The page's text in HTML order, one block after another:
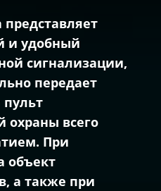
и удобный
сигнализации,
передает
пульт
охраны всего
При
объект
а также при